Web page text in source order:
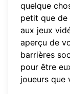
quelque
petit que
aux jeux
aperçu de
barrières
pour être
joueurs que